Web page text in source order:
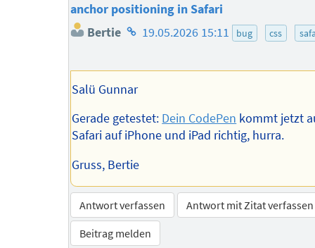
anchor positioning in Safari
Bertie Homepage
Autors
19.05.2026 15:11 bug css
Salü Gunnar
Gerade getestet: Dein CodePen kommt jetzt
Safari auf iPhone und iPad richtig, hurra.
Gruss, Bertie
Antwort verfassen
Antwort mit Zitat verfassen
Beitrag melden